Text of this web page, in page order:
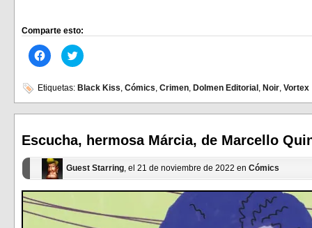
Comparte esto:
Haz
clic
en
Facebook
(Se
abre
ventana
nueva)
Haz
clic
en
(Se
abre
ventana
nueva)
Etiquetas: Black Kiss, Cómics, Crimen, Dolmen Editorial , Noir, Vortex
Escucha, hermosa Márcia, de Marcello
Guest Starring , el 21 de noviembre de 2022 en Cómics